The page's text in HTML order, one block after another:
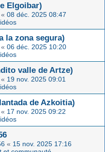
Elgoibar)
« 08 déc. 2025 08:47
la zona segura)
« 06 déc. 2025 10:20
valle de Artze)
« 19 nov. 2025 09:01
de Azkoitia)
« 17 nov. 2025 09:22
« 15 nov. 2025 17:16